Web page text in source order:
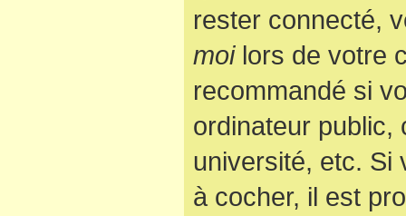
rester connecté,
moilors de votre
recommandé si
ordinateur public,
université, etc. Si
à cocher, il est